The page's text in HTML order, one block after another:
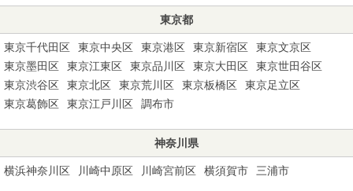
東京都
東京千代田区 東京中央区 東京港区 東京新宿区
東京文京区
東京墨田区
東京江東区 東京品川区 東京大田区
東京世田谷区
東京渋谷区
東京北区 東京荒川区 東京板橋区
東京足立区
東京葛飾区
東京江戸川区 調布市
神奈川県
横浜神奈川区 川崎中原区 川崎宮前区 横須賀市 三浦市